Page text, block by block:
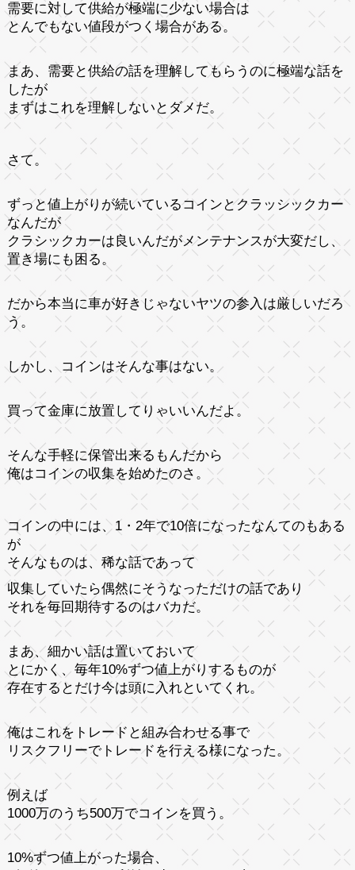
需要に対して供給が極端に少ない場合は
とんでもない値段がつく場合がある。
まあ、需要と供給の話を理解してもらうのに極端な話を
したが
まずはこれを理解しないとダメだ。
さて。
ずっと値上がりが続いているコインとクラッシックカー
なんだが
クラシックカーは良いんだがメンテナンスが大変だし、
置き場にも困る。
だから本当に車が好きじゃないヤツの参入は厳しいだろ
う。
しかし、コインはそんな事はない。
買って金庫に放置してりゃいいんだよ。
そんな手軽に保管出来るもんだから
俺はコインの収集を始めたのさ。
コインの中には、1・2年で10倍になったなんてのもある
が
そんなものは、稀な話であって
収集していたら偶然にそうなっただけの話であり
それを毎回期待するのはバカだ。
まあ、細かい話は置いておいて
とにかく、毎年10%ずつ値上がりするものが
存在するとだけ今は頭に入れといてくれ。
俺はこれをトレードと組み合わせる事で
リスクフリーでトレードを行える様になった。
例えば
1000万のうち500万でコインを買う。
10%ずつ値上がった場合、